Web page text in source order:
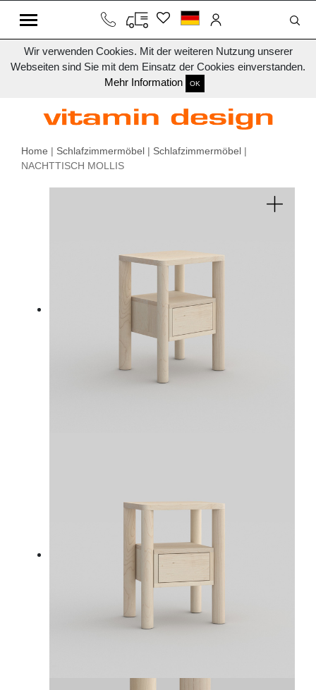
Wir verwenden Cookies. Mit der weiteren Nutzung unserer
Webseiten sind Sie mit dem Einsatz der Cookies einverstanden.
Mehr Information
OK
Home | Schlafzimmermöbel | Schlafzimmermöbel |
NACHTTISCH MOLLIS